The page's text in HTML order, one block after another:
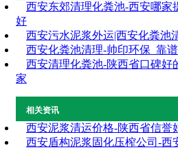
西安东郊清理化粪池-西安哪家
好
西安污水泥浆外运|西安化粪池
西安化粪池清理-帅印环保_靠
西安清理化粪池-陕西省口碑好
家
相关资讯
西安泥浆清运价格-陕西省信誉
西安盾构泥浆固化压榨公司-西